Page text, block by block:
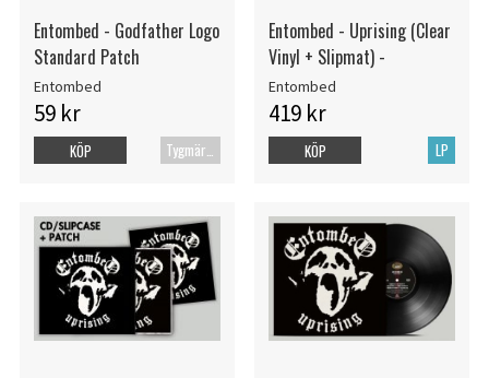
Entombed - Godfather Logo
Standard Patch
Entombed
59 kr
KÖP
Entombed - Uprising (Clear
Vinyl + Slipmat) -
Entombed
419 kr
LP
KÖP